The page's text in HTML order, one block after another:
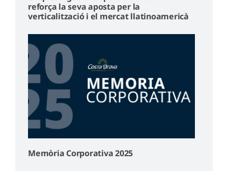
reforça la seva aposta per la
verticalització i el mercat llatinoamericà
Memòria Corporativa 2025